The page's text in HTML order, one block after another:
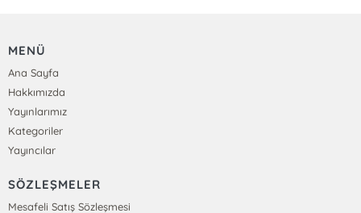
MENÜ
Ana Sayfa
Hakkımızda
Yayınlarımız
Kategoriler
Yayıncılar
SÖZLEŞMELER
Mesafeli Satış Sözleşmesi